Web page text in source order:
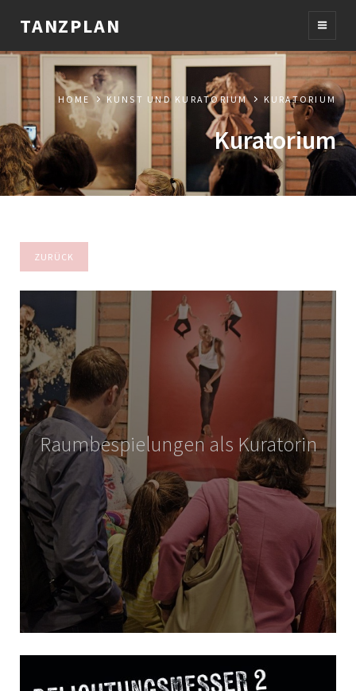
TANZPLAN
HOME KUNST UND KURATORIUM KURATORIUM
Kuratorium
ZURÜCK
Raumbespielungen als Kuratorin